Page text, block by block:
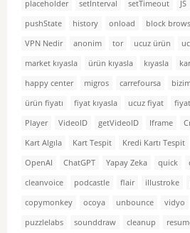
placeholder
setInterval setTimeout JS
pushState
history onload
block
VPN Nedir
anonim tor ucuz ürün
market kıyasla
ürün kıyasla kıyasla
happy center
migros carrefoursa
ürün fiyatı
fiyat kıyasla ucuz fiyat
Player
VideoID getVideoID Iframe
Kart Algıla
Kart Tespit Kredi Kartı Tespit
OpenAI
ChatGPT Yapay Zeka quick
cleanvoice
podcastle flair illustroke
copymonkey
ocoya unbounce vidyo
puzzlelabs
sounddraw cleanup